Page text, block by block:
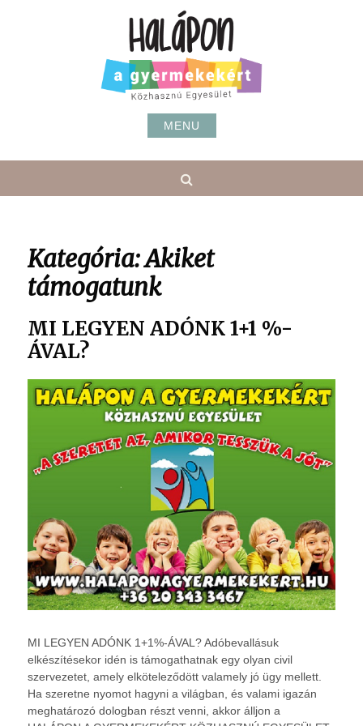
MENU
Kategória:Akiket
támogatunk
MI LEGYEN ADÓNK 1+1 %-
ÁVAL?
MI LEGYEN ADÓNK 1+1%-ÁVAL? Adóbevallásuk
elkészítésekor idén is támogathatnak egy olyan civil
szervezetet, amely elköteleződött valamely jó ügy mellett.
Ha szeretne nyomot hagyni a világban, és valami igazán
meghatározó dologban részt venni, akkor álljon a